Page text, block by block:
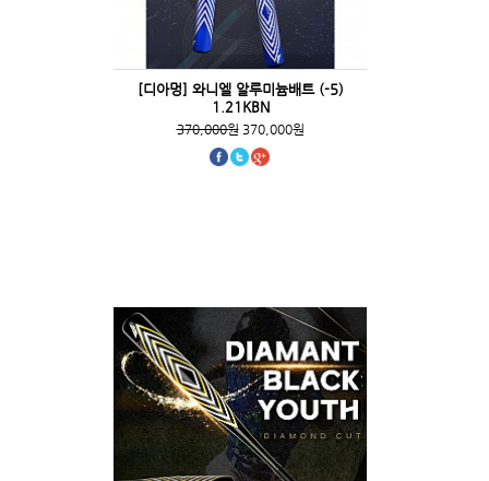
[디아멍] 와니엘 알루미늄배트 (-5)
1.21KBN
370,000원370,000원